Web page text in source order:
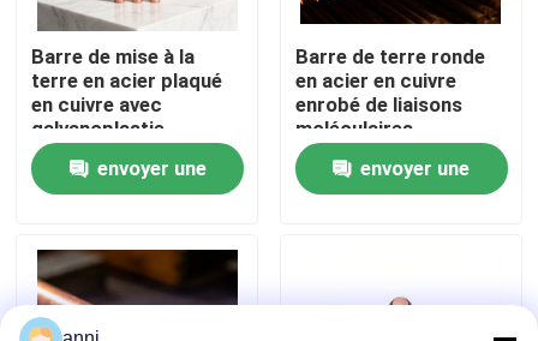
Contrôle de la qualité
Contact
nouvelles
Tous les cas
Demande de soumission
Barre de mise à la
terre en acier plaqué
en cuivre avec
galvanoplastie
continue en quatre
dimensionsenvoyer une
Barre de terre ronde
en acier en cuivre
enrobé de liaisons
moléculaires
envoyer une